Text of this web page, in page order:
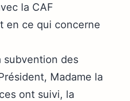
la CAF
en ce qui concerne
subvention des
Madame la
ont suivi, la